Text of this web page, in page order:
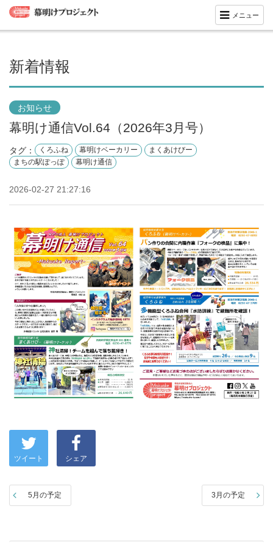
メニュー
新着情報
お知らせ
幕明け通信Vol.64（2026年3月号）
タグ： くろふね 幕明けベーカリー
まくあけびー
まちの駅ぽっぽ
幕明け通信
2026-02-27 21:27:16
ツイート シェア
3月の予定
5月の予定